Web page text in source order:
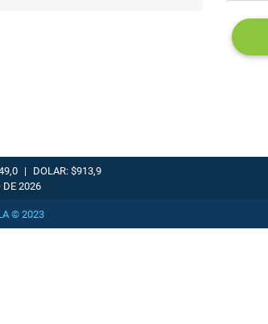
|
DOLAR: $913,9
DE 2026
© 2023